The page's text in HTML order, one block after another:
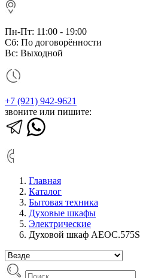
Пн-Пт: 11:00 - 19:00
Сб: По договорённости
Вс: Выходной
+7 (921) 942-9621
звоните или пишите:
Главная
Каталог
Бытовая техника
Духовые шкафы
Электрические
Духовой шкаф AEOC.575S